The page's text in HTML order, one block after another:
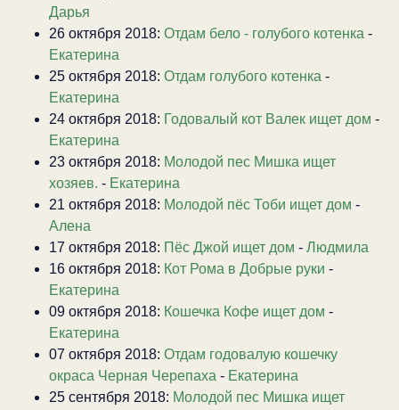
Дарья
26 октября 2018: Отдам бело - голубого котенка -
Екатерина
25 октября 2018: Отдам голубого котенка -
Екатерина
24 октября 2018: Годовалый кот Валек ищет дом -
Екатерина
23 октября 2018: Молодой пес Мишка ищет
хозяев. - Екатерина
21 октября 2018: Молодой пёс Тоби ищет дом -
Алена
17 октября 2018: Пёс Джой ищет дом - Людмила
16 октября 2018: Кот Рома в Добрые руки -
Екатерина
09 октября 2018: Кошечка Кофе ищет дом -
Екатерина
07 октября 2018: Отдам годовалую кошечку
окраса Черная Черепаха - Екатерина
25 сентября 2018: Молодой пес Мишка ищет